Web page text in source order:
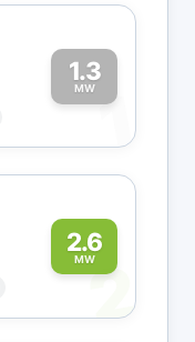
1.3
MW1
2.6
MW2